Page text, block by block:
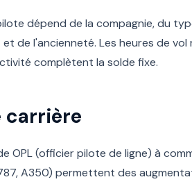
dépend de la compagnie, du
de l'ancienneté. Les heures de vol
complètent la solde fixe.
carrière
OPL (officier pilote de ligne) à
A350) permettent des